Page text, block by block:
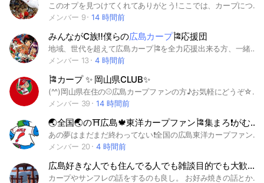
このオプを見つけてくれてありがとう!ここでは、カープについて語ったり、活躍を一緒に見届けるオプです。学生を中心に活動する楽しいオプ(にしたい)です!ぜひそこのあなた、このオプに参加して応援しましょう! #プロ野球#広島東洋#カープ#燃ゆ#学生
メンバー 9
14 時間前
みんながC族‼️僕らの広島カープ🎏応援団
地域、世代を超えて広島カープ🎏を全力応援出来る方、一緒に楽しく応援トークしましょうo(^o^)o
メンバー 13
4 時間前
🎏カープ ✨ 岡山県CLUB✨
(^^)岡山県在住の⚾広島カープファンの方♪お気軽にどうぞ☆ もちろん 岡山県ゆかりの方や岡山県外の近郊の方も大歓迎！ #岡山県 #倉敷市 #福山市 #カープ #広島東洋カープ #雑談 #大人 #岡山市 #広島県 #広島市 #プロ野球 #野球 #セ・リーグ#パ・リーグ #メジャーリーグ #津山市 #備前市 #浅口市 #井原市 #堂林翔太 #菊池涼介 ＃マツダスタジアム #ズムスタ #岡山 #広島 #美作市 ＃赤磐市 #倉敷 ＃福山 #巨人 #阪神タイガース #タイガース #阪神 #中日ドラゴンズ #中日 #ドラゴンズ #ヤクルトスワローズ #横浜ベイスターズ #ソフトバンクホークス #千葉ロッテマリーンズ #オリックス・バファローズ #西武ライオンズ #楽天イーグルス #日本ハムファイターズ #九里亜蓮 #大瀬良大地 #森下暢仁 #會澤翼 #坂倉将吾 #磯村嘉孝 #小園海斗 秋山翔吾 #野間峻祥 #松山竜平 #総社市 #瀬戸内市 #玉野市 #笠岡市 #NPB
メンバー 39
14 時間前
🌏全国🌏の⛩️広島🍁東洋カープファン🎏集まろ❗️がむ(しゃ)らに応援トークꉂꉂꉂ📣日常トーク👪
あの夢はまだまだ終わってない❗️全国の広島東洋カープファン🎏集まってわいわい٩(ˊᗜˋ*)و♪盛り上げよー
メンバー 20
4 時間前
広島好きな人でも住んでる人でも雑談目的でも大歓迎！
カープやサンフレの話をするのも良し。 お好み焼きの話とか広島の状況を話すのもあり！ 広島関係だったらなんでもありです！ 主は広島生まれで福岡に住んでます。 そういう方も大歓迎！ 気になったらとりあえず入ってみて！よろしく〜！ もちろん広島に詳しくなくても普通に雑談目的でも構いませんよ！ #お好み焼き #電光石火 #Minamoa #ゆめタウン #カープ #サンフレ #サンフレッチェ広島 #広島の状況